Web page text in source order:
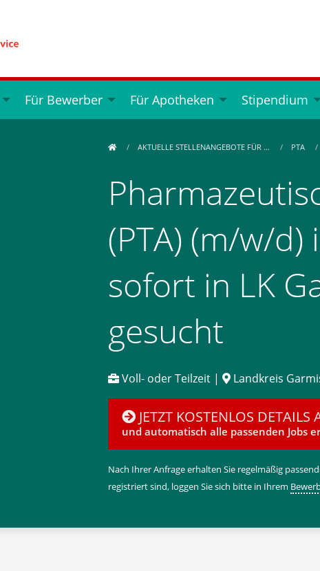
Für Bewerber Für Apotheken Stipendium
AKTUELLE STELLENANGEBOTE FÜR … PTA
(PTA) (m/w/
sofort in LK
gesucht
Voll- oder Teilzeit | Landkreis
JETZT KOSTENLOS DETAILS
und automatisch alle passenden Jobs
Nach Ihrer Anfrage erhalten Sie regelmäßig
registriert sind, loggen Sie sich bitte in Ihrem